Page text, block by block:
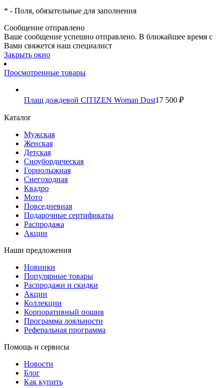
* - Поля, обязательные для заполнения
Сообщение отправлено
Ваше сообщение успешно отправлено. В ближайшее время с
Вами свяжется наш специалист
Закрыть окно
Просмотренные товары
Плащ дождевой CITIZEN Woman Dust17 500 ₽
Каталог
Мужская
Женская
Детская
Сноубордическая
Горнолыжная
Снегоходная
Квадро
Мото
Повседневная
Подарочные сертификаты
Распродажа
Акции
Наши предложения
Новинки
Популярные товары
Распродажи и скидки
Акции
Коллекции
Корпоративный пошив
Программа лояльности
Реферальная программа
Помощь и сервисы
Новости
Блог
Как купить